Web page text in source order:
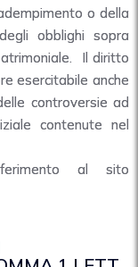
o della
obblighi sopra
Il diritto
esercitabile anche
controversie ad
contenute nel
al sito